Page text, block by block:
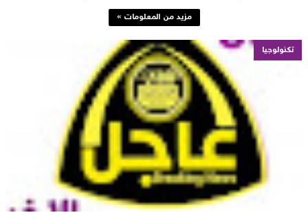
مزيد من المعلومات »
تكنولوجيا